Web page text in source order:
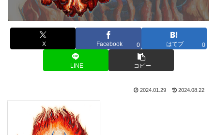
X Facebook 0 はてブ 0
LINE コピー
2024.01.29 2024.08.22